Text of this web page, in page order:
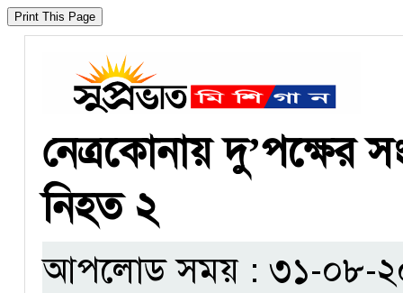
নেত্রকোনায় দু’পক্ষের
নিহত ২
আপলোড সময় : ৩১-০৮-